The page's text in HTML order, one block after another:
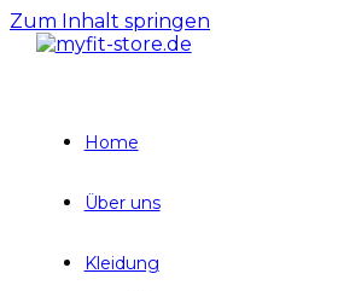
Zum Inhalt springen
Home
Über uns
Kleidung